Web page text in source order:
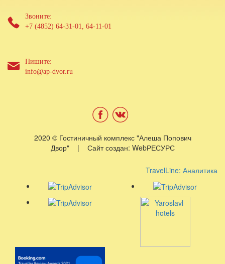
Звоните:
+7 (4852) 64-31-01, 64-11-01
Пишите:
info@ap-dvor.ru
2020 © Гостиничный комплекс "Алеша Попович
Двор" | Сайт создан: WebРЕСУРС
TravelLine: Аналитика